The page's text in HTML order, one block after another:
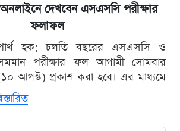
দেখবেন এসএসসি পরীক্ষার
ফলাফল
হক: চলতি বছরের এসএসসি ও
পরীক্ষার ফল আগামী সোমবার
আগস্ট) প্রকাশ করা হবে। এর মাধ্যমে